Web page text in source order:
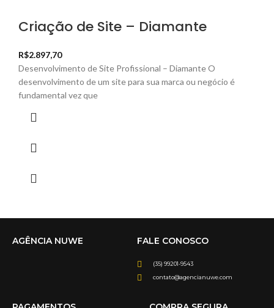
Criação de Site – Diamante
R$2.897,70
Desenvolvimento de Site Profissional – Diamante O
desenvolvimento de um site para sua marca ou negócio é
fundamental vez que
AGÊNCIA NUWE FALE CONOSCO
(35) 99201-9543
contato@agencianuwe.com